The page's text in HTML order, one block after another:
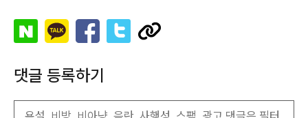
댓글 등록하기